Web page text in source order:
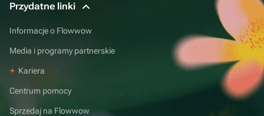
Przydatne linki
Informacje o Flowwow
Media i programy partnerskie
Kariera
Centrum pomocy
Sprzedaj na Flowwow